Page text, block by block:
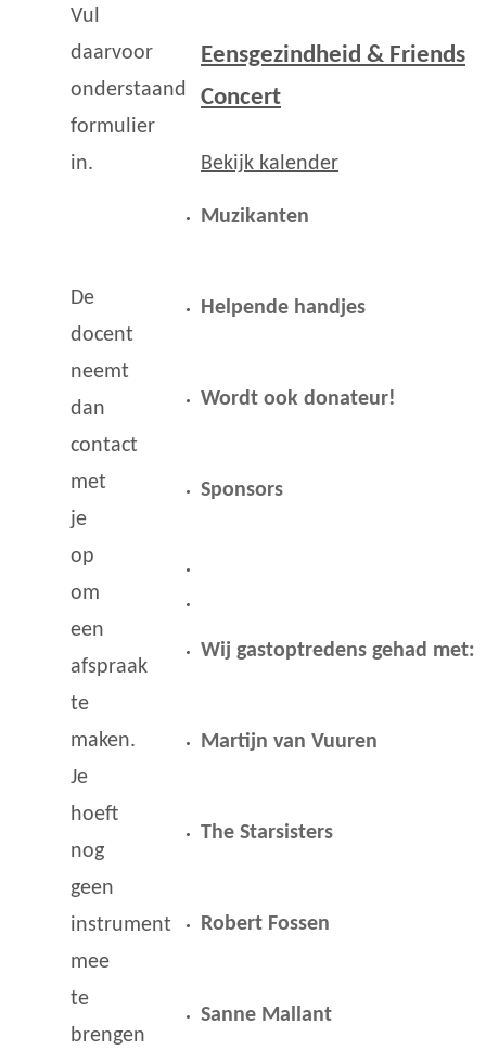
Vul
daarvoor
onderstaand
formulier
in.
De
docent
neemt
dan
contact
met
je
op
om
een
afspraak
te
maken.
Je
hoeft
nog
geen
instrument
mee
te
brengen
Eensgezindheid & Friends
Concert
Bekijk kalender
Muzikanten
Helpende handjes
Wordt ook donateur!
Sponsors
Wij gastoptredens gehad met:
Martijn van Vuuren
The Starsisters
Robert Fossen
Sanne Mallant